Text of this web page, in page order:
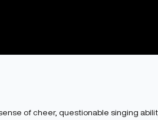
of cheer, questionable singing